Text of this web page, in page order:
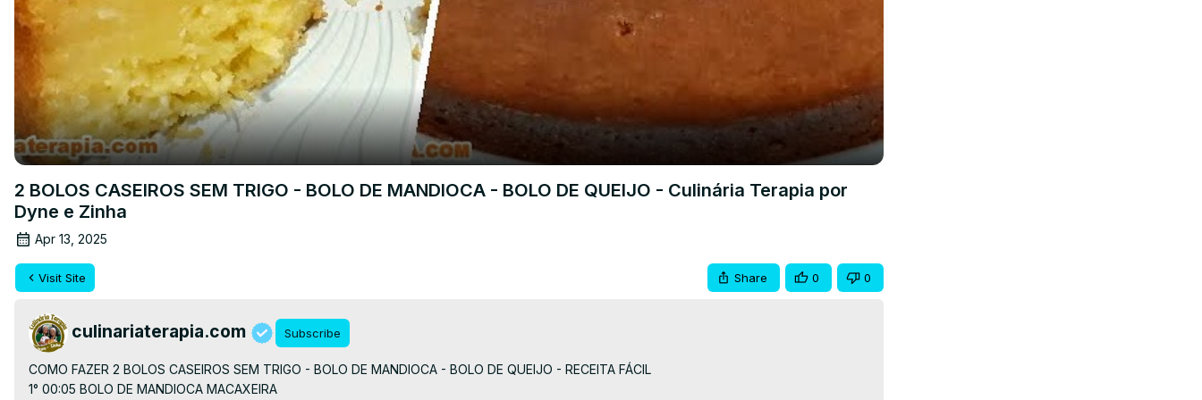
2 BOLOS CASEIROS SEM TRIGO - BOLO DE MANDIOCA - BOLO DE QUEIJO - Culinária Terapia por
Dyne e Zinha
Apr 13, 2025
Visit Site Share 0 0
culinariaterapia.com Subscribe
COMO FAZER 2 BOLOS CASEIROS SEM TRIGO - BOLO DE MANDIOCA - BOLO DE QUEIJO - RECEITA FÁCIL
1° 00:05 BOLO DE MANDIOCA MACAXEIRA